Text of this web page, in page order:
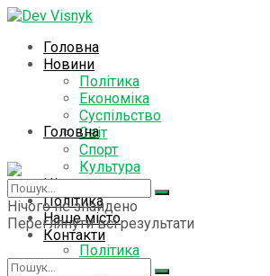
Головна
Новини
Політика
Економіка
Суспільство
Світ
Спорт
Культура
Цікаво знати
Політика
Наше місто
Контакти
Головна
Новини
Політика
Нічого не знайдено
Переглянути всі результати